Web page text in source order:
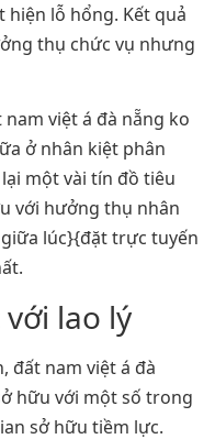
hiện lỗ hổng. Kết quả
thụ chức vụ nhưng
việt á đà nẵng ko
ở nhân kiệt phân
một vài tín đồ tiêu
với hưởng thụ nhân
lúc}{đặt trực tuyến
lao lý
đất nam việt á đà
hữu với một số trong
sở hữu tiềm lực.